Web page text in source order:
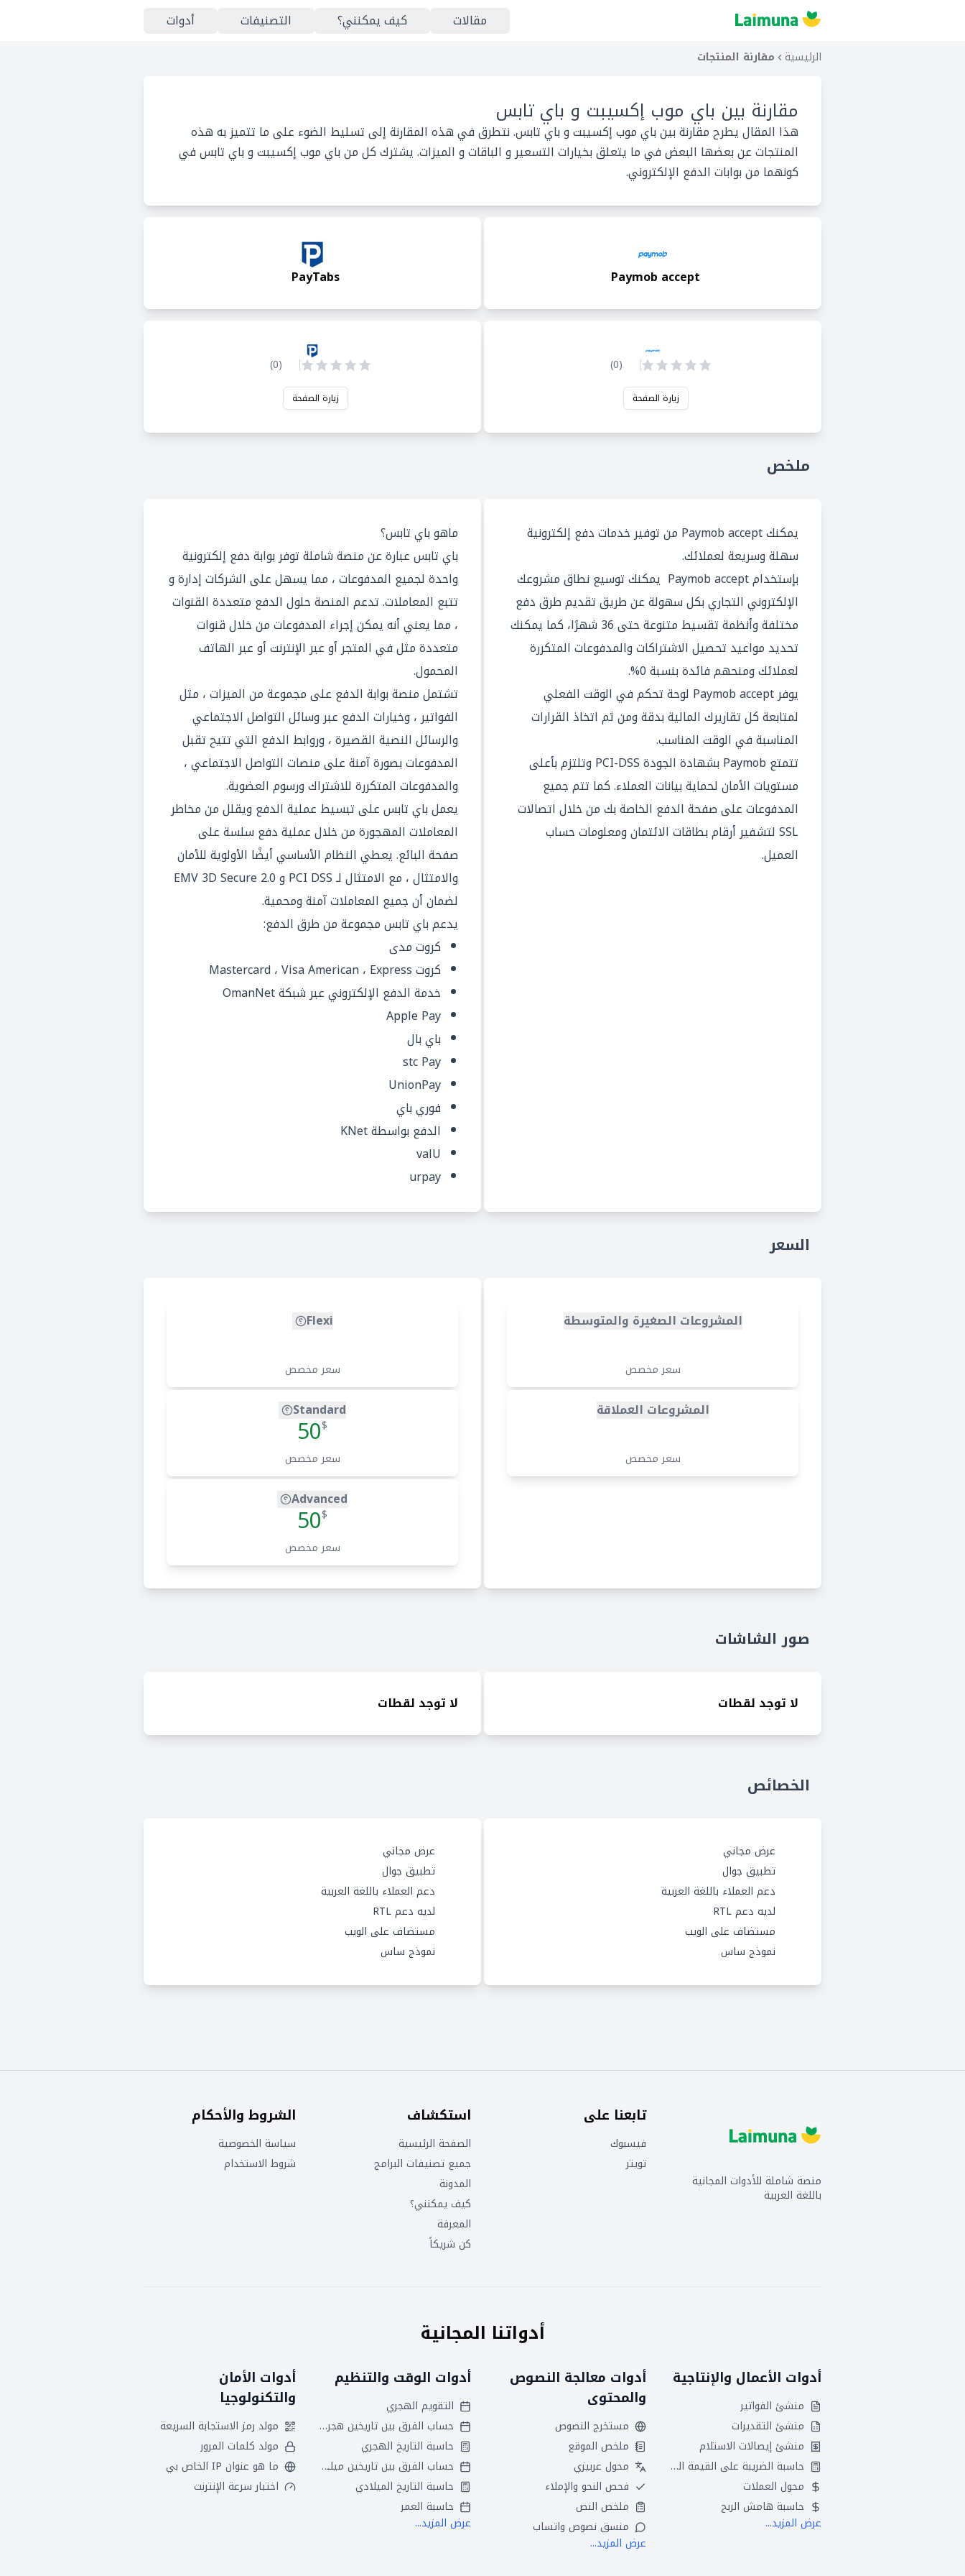
مقالات كيف يمكنني؟ التصنيفات أدوات
الرئيسية مقارنة المنتجات
مقارنة بين باي موب إكسيبت و باي تابس
هذا المقال يطرح مقارنة بين باي موب إكسيبت و باي تابس. نتطرق في هذه المقارنة إلى تسليط الضوء على ما تتميز به هذه
المنتجات عن بعضها البعض في ما يتعلق بخيارات التسعير و الباقات و الميزات. يشترك كل من باي موب إكسيبت و باي تابس في
كونهما من بوابات الدفع الإلكتروني.
Paymob accept
PayTabs
(
0
)
زيارة الصفحة
(
0
)
زيارة الصفحة
ملخص
يمكنك Paymob accept من توفير خدمات دفع إلكترونية
سهلة وسريعة لعملائك.
بإستخدام Paymob accept يمكنك توسيع نطاق مشروعك
الإلكتروني التجاري بكل سهولة عن طريق تقديم طرق دفع
مختلفة وأنظمة تقسيط متنوعة حتى 36 شهرًا، كما يمكنك
تحديد مواعيد تحصيل الاشتراكات والمدفوعات المتكررة
لعملائك ومنحهم فائدة بنسبة 0%.
يوفر Paymob accept لوحة تحكم في الوقت الفعلي
لمتابعة كل تقاريرك المالية بدقة ومن ثم اتخاذ القرارات
المناسبة في الوقت المناسب.
تتمتع Paymob بشهادة الجودة PCI-DSS وتلتزم بأعلى
مستويات الأمان لحماية بيانات العملاء. كما تتم جميع
المدفوعات على صفحة الدفع الخاصة بك من خلال اتصالات
SSL لتشفير أرقام بطاقات الائتمان ومعلومات حساب
العميل.
ماهو باي تابس؟
باي تابس عبارة عن منصة شاملة توفر بوابة دفع إلكترونية
واحدة لجميع المدفوعات ، مما يسهل على الشركات إدارة و
تتبع المعاملات. تدعم المنصة حلول الدفع متعددة القنوات
، مما يعني أنه يمكن إجراء المدفوعات من خلال قنوات
متعددة مثل في المتجر أو عبر الإنترنت أو عبر الهاتف
المحمول.
تشتمل منصة بوابة الدفع على مجموعة من الميزات ، مثل
الفواتير ، وخيارات الدفع عبر وسائل التواصل الاجتماعي
والرسائل النصية القصيرة ، وروابط الدفع التي تتيح تقبل
المدفوعات بصورة آمنة على منصات التواصل الاجتماعي ،
والمدفوعات المتكررة للاشتراك ورسوم العضوية.
يعمل باي تابس على تبسيط عملية الدفع ويقلل من مخاطر
المعاملات المهجورة من خلال عملية دفع سلسة على
صفحة البائع. يعطي النظام الأساسي أيضًا الأولوية للأمان
والامتثال ، مع الامتثال لـ PCI DSS و EMV 3D Secure 2.0
لضمان أن جميع المعاملات آمنة ومحمية.
يدعم باي تابس مجموعة من طرق الدفع:
كروت مدى
كروت Mastercard ، Visa American ، Express
خدمة الدفع الإلكتروني عبر شبكة OmanNet
Apple Pay
باي بال
stc Pay
UnionPay
فوري باي
الدفع بواسطة KNet
valU
urpay
السعر
المشروعات الصغيرة والمتوسطة
سعر مخصص
المشروعات العملاقة
سعر مخصص
Flexi
سعر مخصص
Standard
$
50
سعر مخصص
Advanced
$
50
سعر مخصص
صور الشاشات
لا توجد لقطات لا توجد لقطات
الخصائص
عرض مجاني
تطبيق جوال
دعم العملاء باللغة العربية
لديه دعم RTL
مستضاف على الويب
نموذج ساس
عرض مجاني
تطبيق جوال
دعم العملاء باللغة العربية
لديه دعم RTL
مستضاف على الويب
نموذج ساس
منصة شاملة للأدوات المجانية
باللغة العربية
تابعنا على
فيسبوك
تويتر
استكشاف
الصفحة الرئيسية
جميع تصنيفات البرامج
المدونة
كيف يمكنني؟
المعرفة
كن شريكاً
الشروط والأحكام
سياسة الخصوصية
شروط الاستخدام
أدواتنا المجانية
أدوات الأعمال والإنتاجية
منشئ الفواتير
منشئ التقديرات
منشئ إيصالات الاستلام
حاسبة الضريبة على القيمة المضافة
محول العملات
حاسبة هامش الربح
عرض المزيد...
أدوات معالجة النصوص
والمحتوى
مستخرج النصوص
ملخص الموقع
محول عربيزي
فحص النحو والإملاء
ملخص النص
منسق نصوص واتساب
عرض المزيد...
أدوات الوقت والتنظيم
التقويم الهجري
حساب الفرق بين تاريخين هجريين
حاسبة التاريخ الهجري
حساب الفرق بين تاريخين ميلاديين
حاسبة التاريخ الميلادي
حاسبة العمر
عرض المزيد...
أدوات الأمان
والتكنولوجيا
مولد رمز الاستجابة السريعة
مولد كلمات المرور
ما هو عنوان IP الخاص بي
اختبار سرعة الإنترنت